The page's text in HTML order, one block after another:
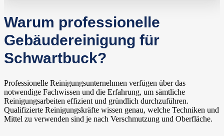
Warum professionelle
Gebäudereinigung für
Schwartbuck?
Professionelle Reinigungsunternehmen verfügen über das
notwendige Fachwissen und die Erfahrung, um sämtliche
Reinigungsarbeiten effizient und gründlich durchzuführen.
Qualifizierte Reinigungskräfte wissen genau, welche Techniken und
Mittel zu verwenden sind je nach Verschmutzung und Oberfläche.